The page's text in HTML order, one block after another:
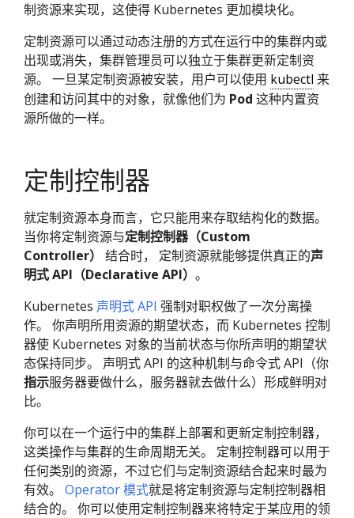
制资源来实现，这使得 Kubernetes 更加模块化。
定制资源可以通过动态注册的方式在运行中的集群内或
出现或消失，集群管理员可以独立于集群更新定制资
源。 一旦某定制资源被安装，用户可以使用 kubectl 来
创建和访问其中的对象，就像他们为 Pod 这种内置资
源所做的一样。
定制控制器
就定制资源本身而言，它只能用来存取结构化的数据。
当你将定制资源与定制控制器（Custom
Controller）
结合时， 定制资源就能够提供真正的声
明式 API（Declarative API） 。
Kubernetes 声明式 API 强制对职权做了一次分离操
作。 你声明所用资源的期望状态，而 Kubernetes 控制
器使 Kubernetes 对象的当前状态与你所声明的期望状
态保持同步。 声明式 API 的这种机制与命令式 API（你
指示服务器要做什么，服务器就去做什么）形成鲜明对
比。
你可以在一个运行中的集群上部署和更新定制控制器，
这类操作与集群的生命周期无关。 定制控制器可以用于
任何类别的资源，不过它们与定制资源结合起来时最为
有效。 Operator 模式就是将定制资源与定制控制器相
结合的。 你可以使用定制控制器来将特定于某应用的领